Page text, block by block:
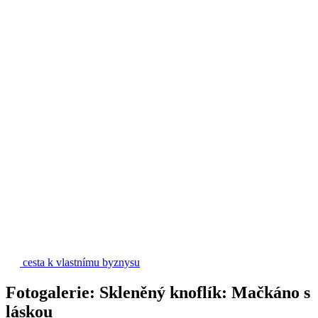
cesta k vlastnímu byznysu
Fotogalerie: Skleněný knoflík: Mačkáno s
láskou